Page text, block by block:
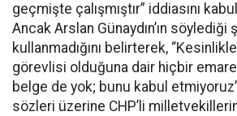
geçmişte çalışmıştır” iddiasını
Ancak Arslan Günaydın’ın
kullanmadığını belirterek,
görevlisi olduğuna dair hiçbir
belge de yok; bunu kabul etmiyoruz”
sözleri üzerine CHP’li